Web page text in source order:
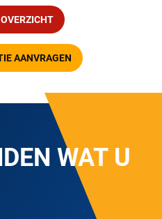
AANVRAGEN
WAT U